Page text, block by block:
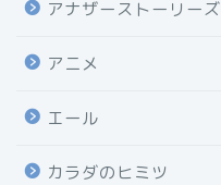
アナザーストーリーズ
アニメ
エール
カラダのヒミツ